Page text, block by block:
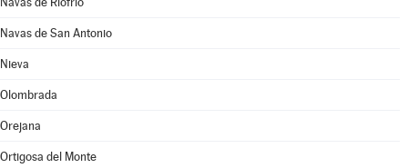
Navas de San Antonio
Nieva
Olombrada
Orejana
Ortigosa del Monte